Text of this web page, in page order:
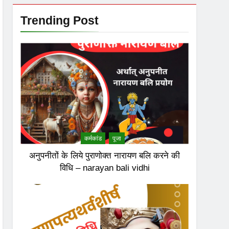
Trending Post
कर्मकांड पूजा
अनुपनीतों के लिये पुराणोक्त नारायण बलि करने की
विधि – narayan bali vidhi